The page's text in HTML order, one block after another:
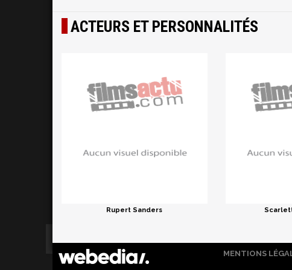
ACTEURS ET PERSONNALITÉS
Rupert Sanders
MENTIONS